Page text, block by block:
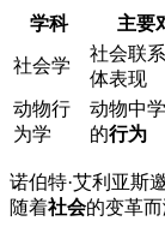
学科 主要
社会学
社会联
体表现
动物行
为学
动物中
的行为
诺伯特·艾利亚斯
随着社会的变革而